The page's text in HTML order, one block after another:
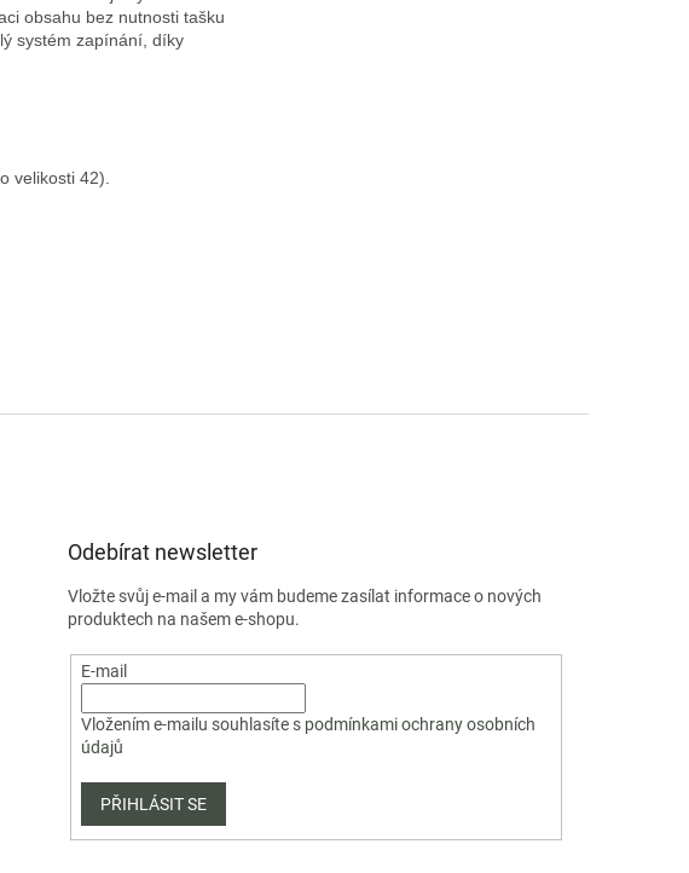
obsahu bez nutnosti tašku
systém zapínání, díky
velikosti 42).
Odebírat newsletter
Vložte svůj e-mail a my vám budeme zasílat informace o nových
produktech na našem e-shopu.
E-mail
Vložením e-mailu souhlasíte s podmínkami ochrany osobních
údajů
PŘIHLÁSIT SE